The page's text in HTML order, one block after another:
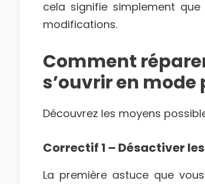
cela signifie simplement
modifications.
Comment
s’ouvrir en mode
Découvrez les moyens
Correctif 1 – Désactiver
La première astuce que